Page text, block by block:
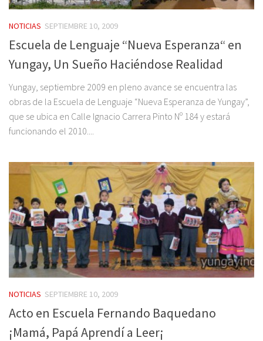
NOTICIAS SEPTIEMBRE 10, 2009
Escuela de Lenguaje “Nueva Esperanza“ en
Yungay, Un Sueño Haciéndose Realidad
Yungay, septiembre 2009 en pleno avance se encuentra las
obras de la Escuela de Lenguaje “Nueva Esperanza de Yungay”,
que se ubica en Calle Ignacio Carrera Pinto Nº 184 y estará
funcionando el 2010....
NOTICIAS SEPTIEMBRE 10, 2009
Acto en Escuela Fernando Baquedano
¡Mamá, Papá Aprendí a Leer¡